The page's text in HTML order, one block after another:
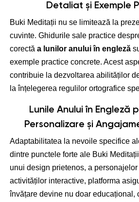
Detaliat și Exemple
Buki Meditații nu se limitează la
cuvinte. Ghidurile sale practice
corectă a lunilor anului în engleză
exemple practice concrete. Acest
contribuie la dezvoltarea abilităților
la înțelegerea regulilor ortografice
Lunile Anului în Engleză
Personalizare și
Adaptabilitatea la nevoile specifice
dintre punctele forte ale Buki
unui design prietenos, a
activităților interactive, platforma
învățare devine nu doar educațional,